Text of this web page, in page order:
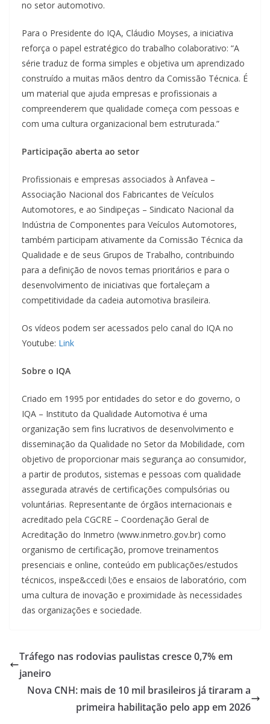
no setor automotivo.
Para o Presidente do IQA, Cláudio Moyses, a iniciativa
reforça o papel estratégico do trabalho colaborativo: “A
série traduz de forma simples e objetiva um aprendizado
construído a muitas mãos dentro da Comissão Técnica. É
um material que ajuda empresas e profissionais a
compreenderem que qualidade começa com pessoas e
com uma cultura organizacional bem estruturada.”
Participação aberta ao setor
Profissionais e empresas associados à Anfavea –
Associação Nacional dos Fabricantes de Veículos
Automotores, e ao Sindipeças – Sindicato Nacional da
Indústria de Componentes para Veículos Automotores,
também participam ativamente da Comissão Técnica da
Qualidade e de seus Grupos de Trabalho, contribuindo
para a definição de novos temas prioritários e para o
desenvolvimento de iniciativas que fortaleçam a
competitividade da cadeia automotiva brasileira.
Os vídeos podem ser acessados pelo canal do IQA no
Youtube: Link
Sobre o IQA
Criado em 1995 por entidades do setor e do governo, o
IQA – Instituto da Qualidade Automotiva é uma
organização sem fins lucrativos de desenvolvimento e
disseminação da Qualidade no Setor da Mobilidade, com
objetivo de proporcionar mais segurança ao consumidor,
a partir de produtos, sistemas e pessoas com qualidade
assegurada através de certificações compulsórias ou
voluntárias. Representante de órgãos internacionais e
acreditado pela CGCRE – Coordenação Geral de
Acreditação do Inmetro (www.inmetro.gov.br) como
organismo de certificação, promove treinamentos
presenciais e online, conteúdo em publicações/estudos
técnicos, inspe&ccedi l;ões e ensaios de laboratório, com
uma cultura de inovação e proximidade às necessidades
das organizações e sociedade.
Tráfego nas rodovias paulistas cresce 0,7% em
janeiro
Nova CNH: mais de 10 mil brasileiros já tiraram a
primeira habilitação pelo app em 2026